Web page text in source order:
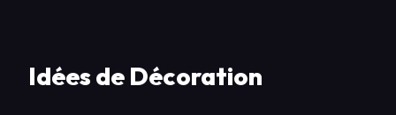
Idées de Décoration